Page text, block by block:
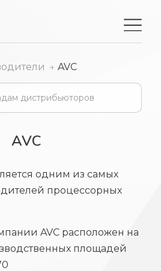
AVC
AVC
одним из самых
процессорных
AVC расположен на
площадей